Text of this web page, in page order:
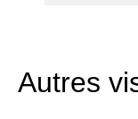
Autres